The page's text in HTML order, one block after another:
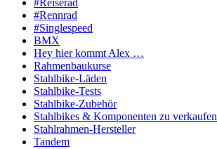
#Reiserad
#Rennrad
#Singlespeed
BMX
Hey hier kommt Alex …
Rahmenbaukurse
Stahlbike-Läden
Stahlbike-Tests
Stahlbike-Zubehör
Stahlbikes & Komponenten zu verkaufen
Stahlrahmen-Hersteller
Tandem